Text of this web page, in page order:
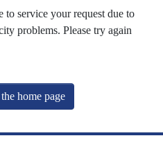
to service your request due to
problems. Please try again
home page